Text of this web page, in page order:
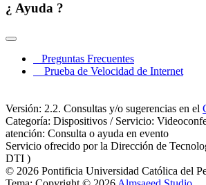
¿ Ayuda ?
Preguntas Frecuentes
Prueba de Velocidad de Internet
Versión: 2.2. Consultas y/o sugerencias en el
Categoría: Dispositivos / Servicio:
atención: Consulta o ayuda en evento
Servicio ofrecido por la Dirección de
DTI )
© 2026 Pontificia Universidad Católica del